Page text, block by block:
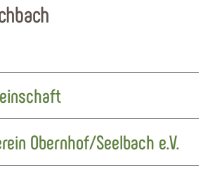
Obernhof/Seelbach e.V.